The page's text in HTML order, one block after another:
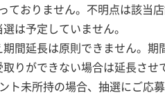
ておりません。不明点は該当
は予定していません。
間延長は原則できません。期
りができない場合は延長させ
ト未所持の場合、抽選にご応